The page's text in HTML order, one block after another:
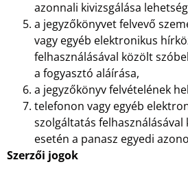
azonnali kivizsgálása
a jegyzőkönyvet felvevő
vagy egyéb elektronikus
felhasználásával közölt
a fogyasztó aláírása,
a jegyzőkönyv felvételének
telefonon vagy egyéb
szolgáltatás
esetén a panasz egyedi
Szerzői jogok